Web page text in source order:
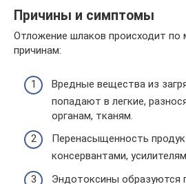
Причины и симптомы
Отложение шлаков происходит по
причинам:
Вредные вещества из
попадают в легкие,
органам, тканям.
Перенасыщенность
консервантами,
Эндотоксины образуются